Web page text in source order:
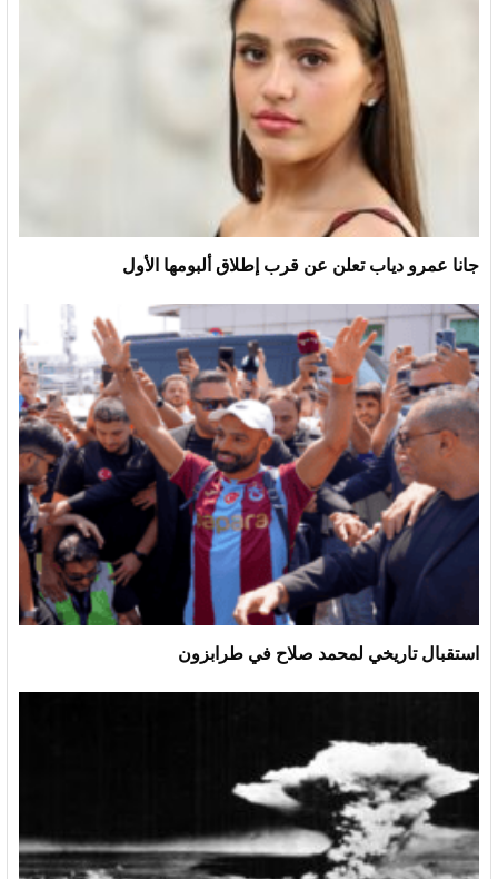
جانا عمرو دياب تعلن عن قرب إطلاق ألبومها الأول
استقبال تاريخي لمحمد صلاح في طرابزون